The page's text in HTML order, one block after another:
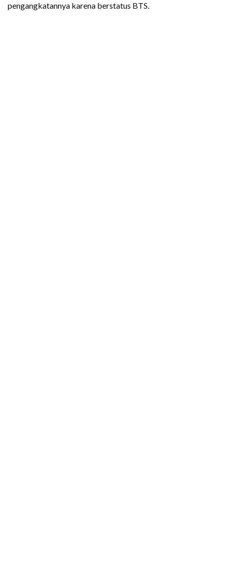
pengangkatannya karena berstatus BTS.